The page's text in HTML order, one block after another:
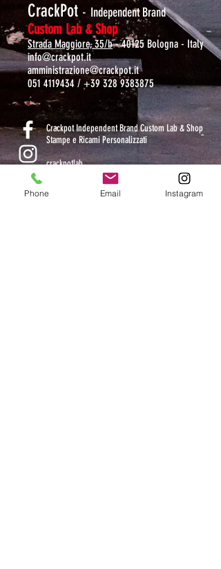
CrackPot - Independent Brand
Custom Lab & Shop
Strada Maggiore, 35/b- 40125 Bologna - Italy
info@crackpot.it
amministrazione@crackpot.it
051 4119434 / +39 328 9383875
S
Crackpot Independent Brand Custom Lab & Shop
Stampe e Ricami Personalizzati
crackpotlab
Phone Email Instagram